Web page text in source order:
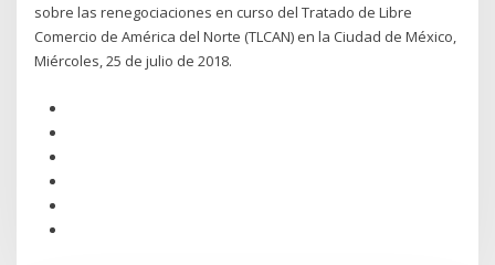
sobre las renegociaciones en curso del Tratado de Libre
Comercio de América del Norte (TLCAN) en la Ciudad de México,
Miércoles, 25 de julio de 2018.